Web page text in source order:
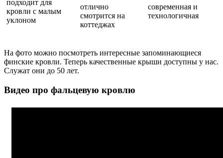
подходит для
кровли с малым
уклоном
отлично
смотрится на
коттеджах
современная и
технологичная
На фото можно посмотреть интересные запоминающиеся
финские кровли. Теперь качественные крыши доступны у нас.
Служат они до 50 лет.
Видео про фальцевую кровлю